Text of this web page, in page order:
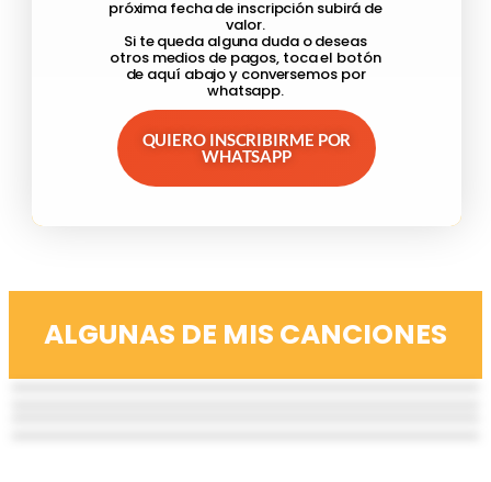
próxima fecha de inscripción subirá de
valor.
Si te queda alguna duda o deseas
otros medios de pagos, toca el botón
de aquí abajo y conversemos por
whatsapp.
QUIERO INSCRIBIRME POR
WHATSAPP
ALGUNAS DE MIS CANCIONES